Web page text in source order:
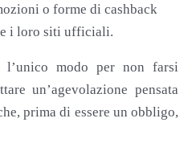
o forme di cashback
i loro siti ufficiali.
modo per non farsi
un’agevolazione pensata
prima di essere un obbligo,